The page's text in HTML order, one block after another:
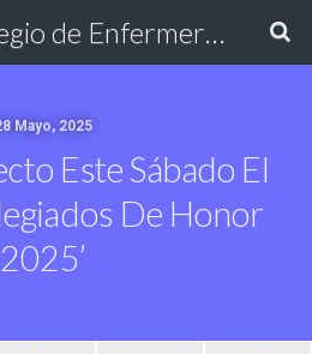
Excmo. Colegio de Enfermería de Cádiz
Mayo, 2025
Este Sábado El
De Honor
2025’